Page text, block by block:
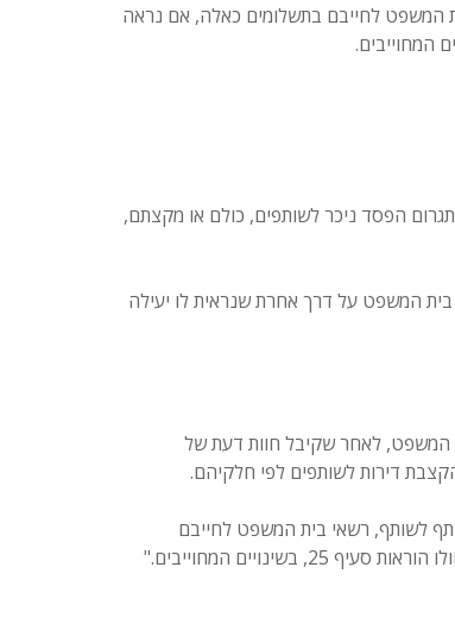
המשפט לחייבם בתשלומים כאלה, אם נראה
תגרום הפסד ניכר לשותפים, כולם או מקצתם,
המשפט על דרך אחרת שנראית לו יעילה
המשפט, לאחר שקיבל חוות דעת של
דירות לשותפים לפי חלקיהם.
לשותף, רשאי בית המשפט לחייבם
המחוייבים."